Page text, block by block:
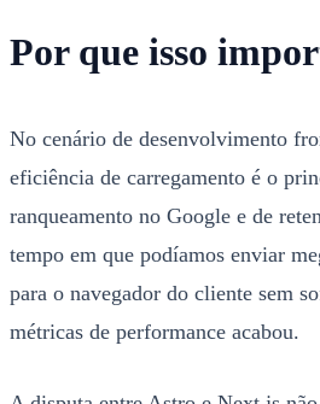
Por que isso
No cenário de desenvolvimento
eficiência de carregamento é o
ranqueamento no Google e de
tempo em que podíamos enviar
para o navegador do cliente sem
métricas de performance acabou.